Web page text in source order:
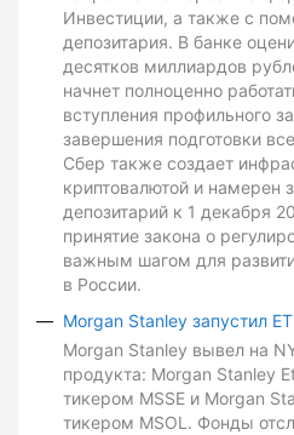
Инвестиции, а также с
депозитария. В банке
десятков миллиардов
начнет полноценно
вступления профильного
завершения подготовки
Сбер также создает
криптовалютой и намерен
депозитарий к 1 декабря
принятие закона о
важным шагом для
в России.
Morgan Stanley запустил
Morgan Stanley вывел на
продукта: Morgan Stanley
тикером MSSE и Morgan
тикером MSOL. Фонды